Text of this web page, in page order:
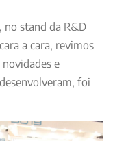
no stand da R&D
a cara, revimos
e
foi